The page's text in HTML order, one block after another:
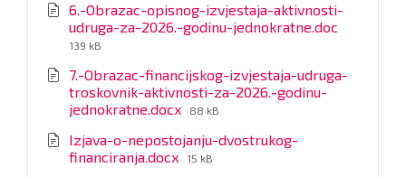
6.-Obrazac-opisnog-izvjestaja-aktivnosti-
udruga-za-2026.-godinu-jednokratne.doc
139 kB
7.-Obrazac-financijskog-izvjestaja-udruga-
troskovnik-aktivnosti-za-2026.-godinu-
jednokratne.docx File
88 kB
Izjava-o-nepostojanju-dvostrukog-
financiranja.docx File
15 kB